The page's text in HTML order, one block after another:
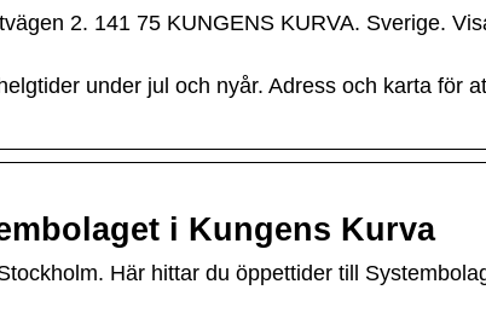
2. 141 75 KUNGENS KURVA. Sverige.
under jul och nyår. Adress och karta för
i Kungens Kurva
Här hittar du öppettider till